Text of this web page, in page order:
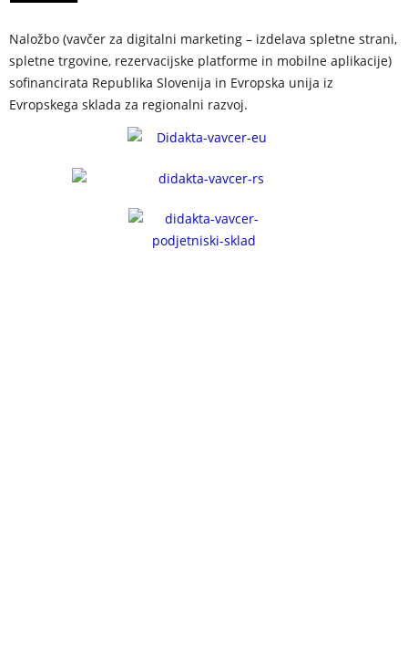
Naložbo (vavčer za digitalni marketing – izdelava spletne strani,
spletne trgovine, rezervacijske platforme in mobilne aplikacije)
sofinancirata Republika Slovenija in Evropska unija iz
Evropskega sklada za regionalni razvoj.